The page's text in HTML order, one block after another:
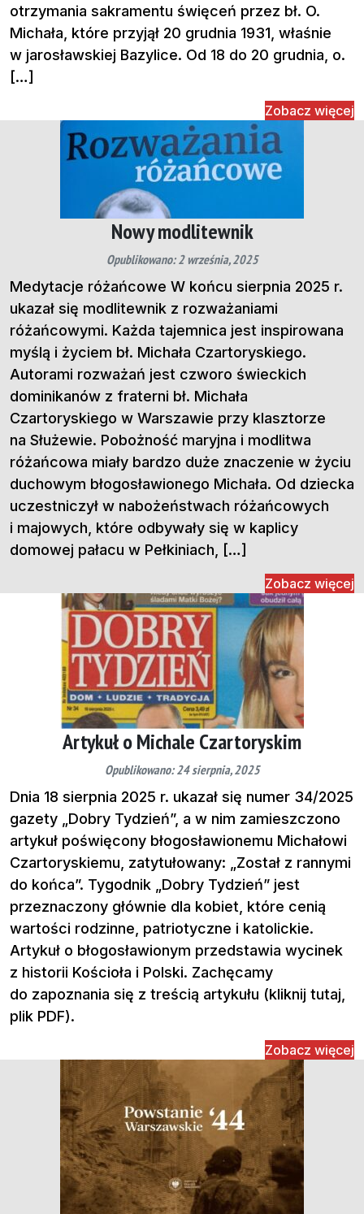
otrzymania sakramentu święceń przez bł. O.
Michała, które przyjął 20 grudnia 1931, właśnie
w jarosławskiej Bazylice. Od 18 do 20 grudnia, o.
[…]
Zobacz więcej
Nowy modlitewnik
Opublikowano: 2 września, 2025
Medytacje różańcowe W końcu sierpnia 2025 r.
ukazał się modlitewnik z rozważaniami
różańcowymi. Każda tajemnica jest inspirowana
myślą i życiem bł. Michała Czartoryskiego.
Autorami rozważań jest czworo świeckich
dominikanów z fraterni bł. Michała
Czartoryskiego w Warszawie przy klasztorze
na Służewie. Pobożność maryjna i modlitwa
różańcowa miały bardzo duże znaczenie w życiu
duchowym błogosławionego Michała. Od dziecka
uczestniczył w nabożeństwach różańcowych
i majowych, które odbywały się w kaplicy
domowej pałacu w Pełkiniach, […]
Zobacz więcej
Artykuł o Michale Czartoryskim
Opublikowano: 24 sierpnia, 2025
Dnia 18 sierpnia 2025 r. ukazał się numer 34/2025
gazety „Dobry Tydzień”, a w nim zamieszczono
artykuł poświęcony błogosławionemu Michałowi
Czartoryskiemu, zatytułowany: „Został z rannymi
do końca”. Tygodnik „Dobry Tydzień” jest
przeznaczony głównie dla kobiet, które cenią
wartości rodzinne, patriotyczne i katolickie.
Artykuł o błogosławionym przedstawia wycinek
z historii Kościoła i Polski. Zachęcamy
do zapoznania się z treścią artykułu (kliknij tutaj,
plik PDF).
Zobacz więcej